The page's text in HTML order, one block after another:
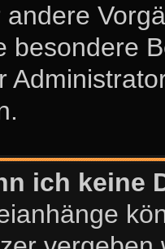
besondere
ich keine